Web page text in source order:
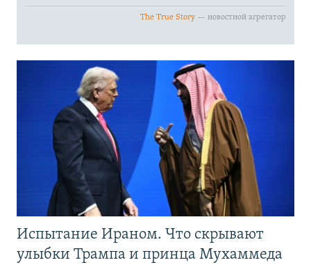
Испытание Ираном. Что скрывают
улыбки Трампа и принца Мухаммеда